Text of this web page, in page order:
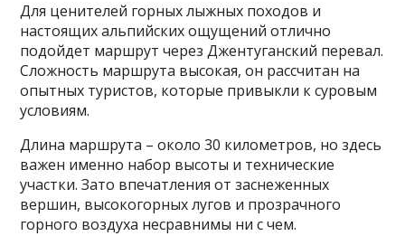
Для ценителей горных лыжных походов и
настоящих альпийских ощущений отлично
подойдет маршрут через Джентуганский перевал.
Сложность маршрута высокая, он рассчитан на
опытных туристов, которые привыкли к суровым
условиям.
Длина маршрута – около 30 километров, но здесь
важен именно набор высоты и технические
участки. Зато впечатления от заснеженных
вершин, высокогорных лугов и прозрачного
горного воздуха несравнимы ни с чем.